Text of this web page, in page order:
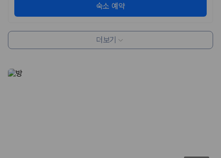
숙소 예약
더보기